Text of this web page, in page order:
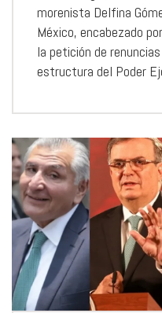
morenista Delfina
México, encabezado
la petición de
estructura del Poder